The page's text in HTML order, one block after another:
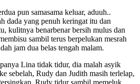
pun samasama keluar, aduuh..
dada yang penuh keringat itu dan
kulitnya benarbenar bersih mulus dan
sambil terus berpelukan mesrah
jam dua belas tengah malam.
Lina tidak tidur, dia malah asyik
sebelah, Rudy dan Judith masih terlelap,
Rudy tidur sambil memeluk